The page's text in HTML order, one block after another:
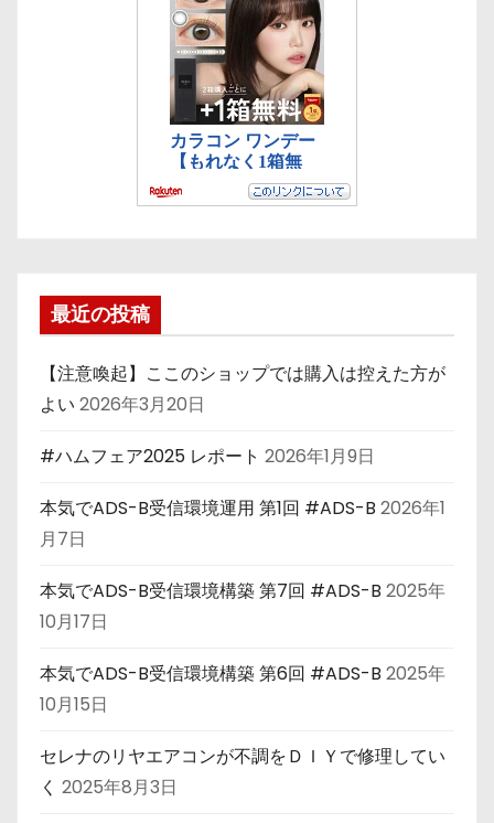
最近の投稿
【注意喚起】ここのショップでは購入は控えた方が
よい 2026年3月20日
#ハムフェア2025 レポート 2026年1月9日
本気でADS-B受信環境運用 第1回 #ADS-B 2026年1
月7日
本気でADS-B受信環境構築 第7回 #ADS-B 2025年
10月17日
本気でADS-B受信環境構築 第6回 #ADS-B 2025年
10月15日
セレナのリヤエアコンが不調をＤＩＹで修理してい
く 2025年8月3日